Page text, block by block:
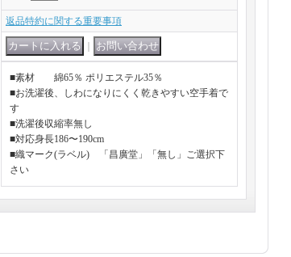
返品特約に関する重要事項
■素材 綿65％ ポリエステル35％
■お洗濯後、しわになりにくく乾きやすい空手着で
す
■洗濯後収縮率無し
■対応身長186〜190cm
■織マーク(ラベル) 「昌廣堂」「無し」ご選択下
さい